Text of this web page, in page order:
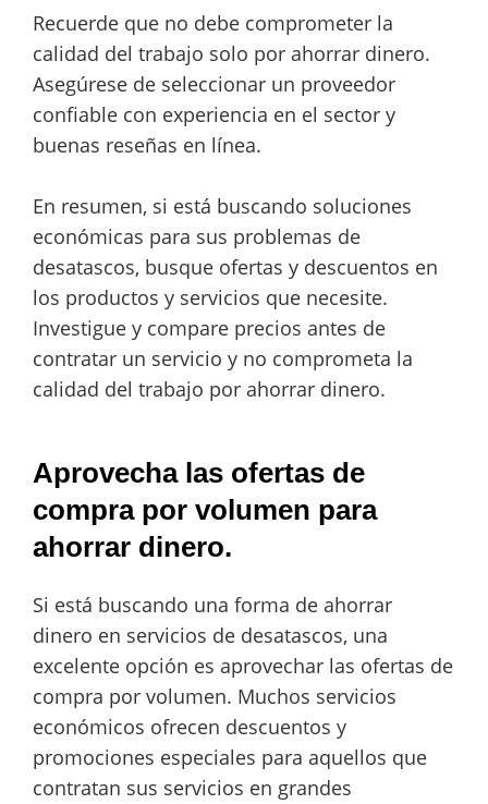
Recuerde que no debe comprometer la
calidad del trabajo solo por ahorrar dinero.
Asegúrese de seleccionar un proveedor
confiable con experiencia en el sector y
buenas reseñas en línea.
En resumen, si está buscando soluciones
económicas para sus problemas de
desatascos, busque ofertas y descuentos en
los productos y servicios que necesite.
Investigue y compare precios antes de
contratar un servicio y no comprometa la
calidad del trabajo por ahorrar dinero.
Aprovecha las ofertas de
compra por volumen para
ahorrar dinero.
Si está buscando una forma de ahorrar
dinero en servicios de desatascos, una
excelente opción es aprovechar las ofertas de
compra por volumen. Muchos servicios
económicos ofrecen descuentos y
promociones especiales para aquellos que
contratan sus servicios en grandes